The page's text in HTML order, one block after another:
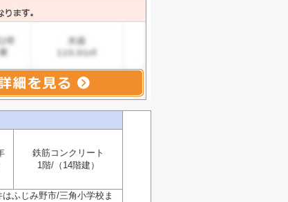
鉄筋コンクリート
1階/（14階建）
ふじみ野市/三角小学校ま